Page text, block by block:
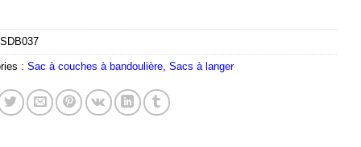
SDB037
: Sac à couches à bandoulière, Sacs à langer